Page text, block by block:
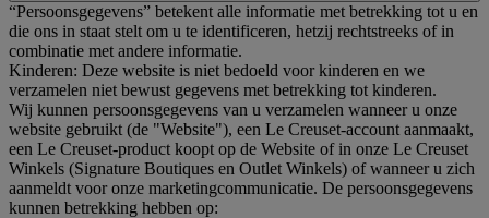
“Persoonsgegevens” betekent alle informatie met betrekking tot u en
die ons in staat stelt om u te identificeren, hetzij rechtstreeks of in
combinatie met andere informatie.
Kinderen: Deze website is niet bedoeld voor kinderen en we
verzamelen niet bewust gegevens met betrekking tot kinderen.
Wij kunnen persoonsgegevens van u verzamelen wanneer u onze
website gebruikt (de "Website"), een Le Creuset-account aanmaakt,
een Le Creuset-product koopt op de Website of in onze Le Creuset
Winkels (Signature Boutiques en Outlet Winkels) of wanneer u zich
aanmeldt voor onze marketingcommunicatie. De persoonsgegevens
kunnen betrekking hebben op: